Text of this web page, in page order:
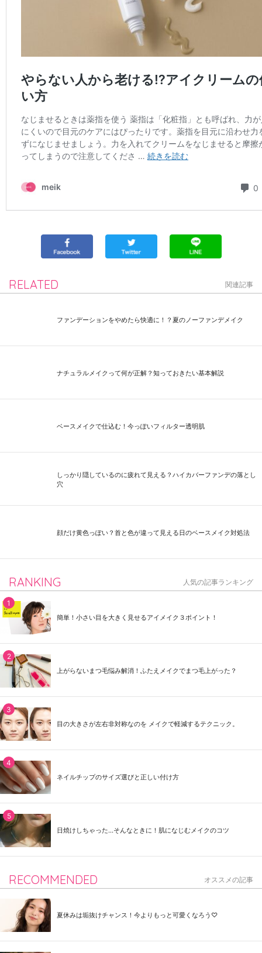
RELATED 関連記事
ファンデーションをやめたら快適に！？夏のノーファンデメイク
ナチュラルメイクって何が正解？知っておきたい基本解説
ベースメイクで仕込む！今っぽいフィルター透明肌
しっかり隠しているのに疲れて見える？ハイカバーファンデの落とし
穴
顔だけ黄色っぽい？首と色が違って見える日のベースメイク対処法
RANKING 人気の記事ランキング
簡単！小さい目を大きく見せるアイメイク３ポイント！
上がらないまつ毛悩み解消！ふたえメイクでまつ毛上がった？
目の大きさが左右非対称なのを メイクで軽減するテクニック。
ネイルチップのサイズ選びと正しい付け方
日焼けしちゃった...そんなときに！肌になじむメイクのコツ
RECOMMENDED オススメの記事
夏休みは垢抜けチャンス！今よりもっと可愛くなろう♡